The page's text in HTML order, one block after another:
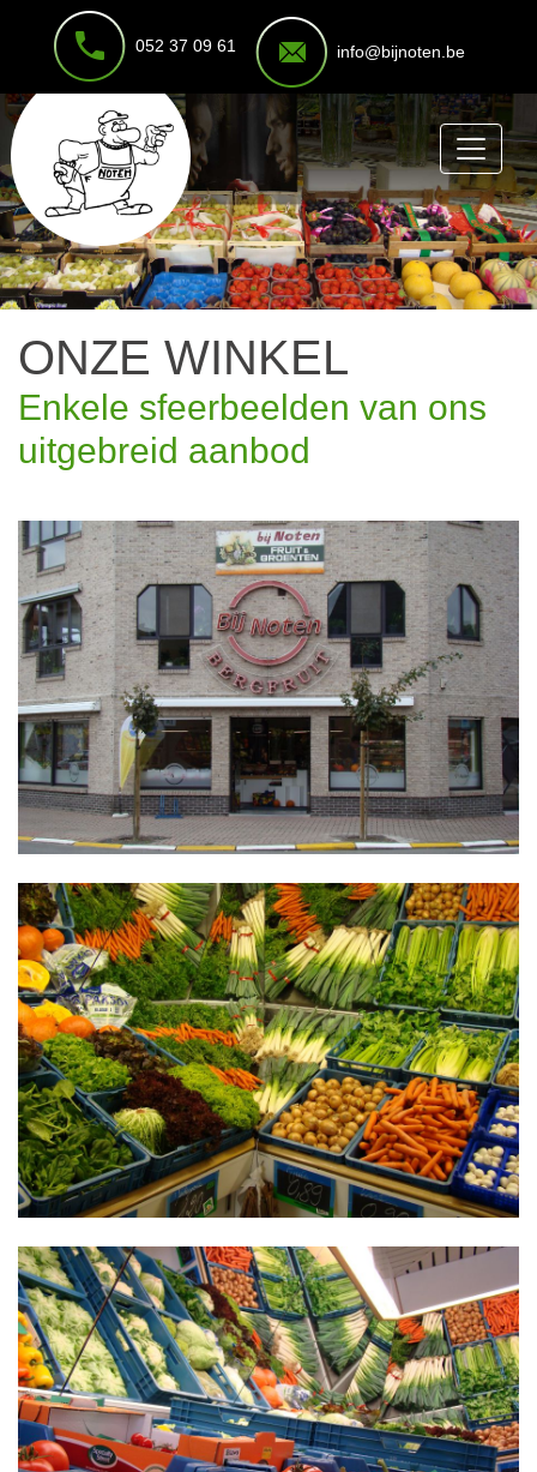
INFO
WELKOM
ONZE
WINKEL
OPENINGSUREN
CONTACT
052 37 09 61 info@bijnoten.be
ONZE WINKEL
Enkele sfeerbeelden van ons
uitgebreid aanbod